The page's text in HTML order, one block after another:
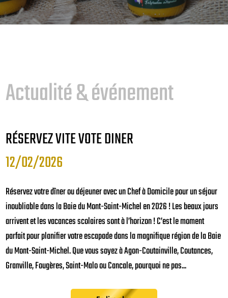
Actualité & événement
ACTUALITÉ DE VOTRE CHEF À DOMICILE À
AVRANCHES
14/11/2024
Bienvenue sur notre site internet. Restez à l'affût de nos actualités !
En lire plus
Actualité & événement
RÉSERVEZ VITE VOTE DINER
12/02/2026
Réservez votre dîner ou déjeuner avec un Chef à Domicile pour un séjour
inoubliable dans la Baie du Mont-Saint-Michel en 2026 ! Les beaux jours
arrivent et les vacances scolaires sont à l’horizon ! C’est le moment
parfait pour planifier votre escapade dans la magnifique région de la Baie
du Mont-Saint-Michel. Que vous soyez à Agon-Coutainville, Coutances,
Granville, Fougères, Saint-Malo ou Cancale, pourquoi ne pas...
Actualité & événement
FÊTE DES PÈRES
07/06/2026
🌶️ Coffret Spécial Fête des Pères – Pour les papas qui ont du caractère !
Cette année, oubliez les cadeaux classiques et offrez une expérience
pleine de saveurs et de sensations. Le Pack Spécial Fête des Pères
Hungry a été imaginé pour tous les papas passionnés de cuisine, de
barbecue et de sauces relevées. Parce qu’un papa exceptionnel mérite un
cadeau qui sort de...